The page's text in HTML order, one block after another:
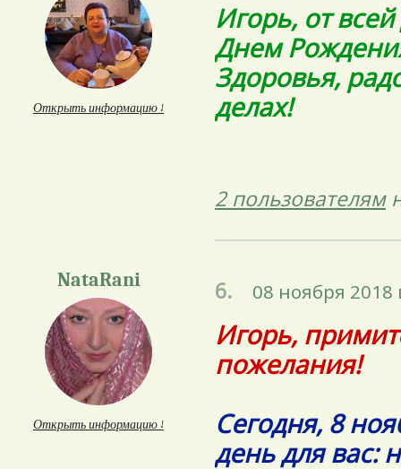
Открыть информацию ↓
Игорь, от
Днем
Здоровья,
делах!
2 пользователям
NataRani
Открыть информацию ↓
6. 08 ноября 2018
Игорь,
пожелания!
Сегодня, 8
день для вас: